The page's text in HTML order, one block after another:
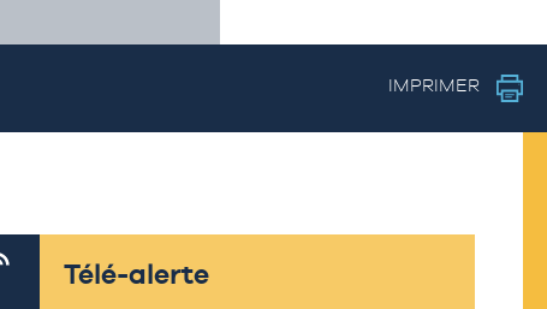
IMPRIMER
Télé-alerte